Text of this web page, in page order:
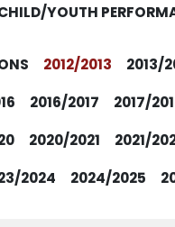
YOUTH
2012/2013 2013/
2016/2017 2017/
2020/2021 2021/
2024
2024/2025